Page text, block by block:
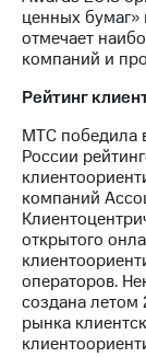
ценных
отмечает
компаний и
Рейтинг
МТС победила
России
компаний
открытого
операторов.
создана летом
рынка